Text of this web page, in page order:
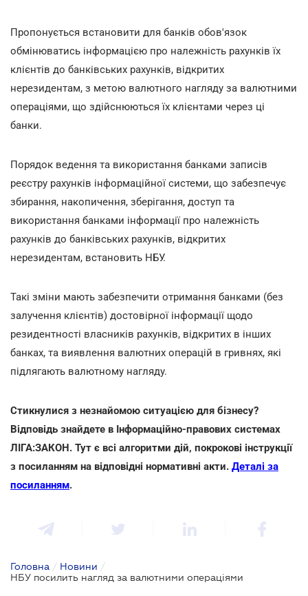
Пропонується встановити для банків обов'язок
обмінюватись інформацією про належність рахунків їх
клієнтів до банківських рахунків, відкритих
нерезидентам, з метою валютного нагляду за валютними
операціями, що здійснюються їх клієнтами через ці
банки.
Порядок ведення та використання банками записів
реєстру рахунків інформаційної системи, що забезпечує
збирання, накопичення, зберігання, доступ та
використання банками інформації про належність
рахунків до банківських рахунків, відкритих
нерезидентам, встановить НБУ.
Такі зміни мають забезпечити отримання банками (без
залучення клієнтів) достовірної інформації щодо
резидентності власників рахунків, відкритих в інших
банках, та виявлення валютних операцій в гривнях, які
підлягають валютному нагляду.
Стикнулися з незнайомою ситуацією для бізнесу?
Відповідь знайдете в Інформаційно-правових системах
ЛІГА:ЗАКОН. Тут є всі алгоритми дій, покрокові інструкції
з посиланням на відповідні нормативні акти. Деталі за
посиланням.
Головна / Новини /
НБУ посилить нагляд за валютними операціями